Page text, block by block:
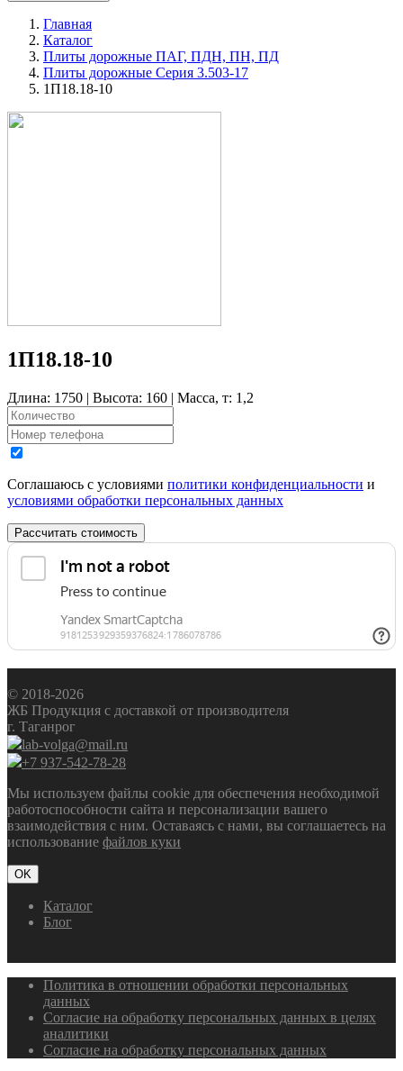
Главная
Каталог
Плиты дорожные ПАГ, ПДН, ПН, ПД
Плиты дорожные Серия 3.503-17
1П18.18-10
1П18.18-10
Длина: 1750 | Высота: 160 | Масса, т: 1,2
Соглашаюсь с условиями политики конфиденциальности и
условиями обработки персональных данных
Рассчитать стоимость
© 2018-2026
ЖБ Продукция с доставкой от производителя
г. Таганрог
lab-volga@mail.ru
+7 937-542-78-28
Мы используем файлы cookie для обеспечения необходимой
работоспособности сайта и персонализации вашего
взаимодействия с ним. Оставаясь с нами, вы соглашаетесь на
использование файлов куки
OK
Каталог
Блог
Политика в отношении обработки персональных
данных
Согласие на обработку персональных данных в целях
аналитики
Согласие на обработку персональных данных